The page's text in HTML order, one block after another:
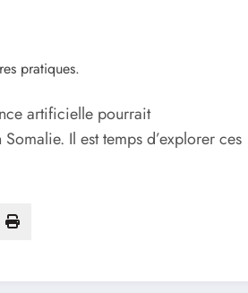
pratiques.
artificielle pourrait
Il est temps d’explorer ces